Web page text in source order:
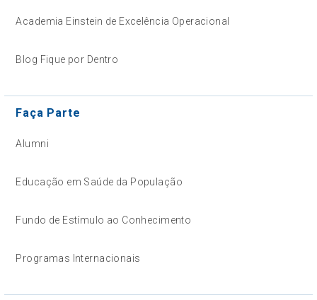
Academia Einstein de Excelência Operacional
Blog Fique por Dentro
Faça Parte
Alumni
Educação em Saúde da População
Fundo de Estímulo ao Conhecimento
Programas Internacionais